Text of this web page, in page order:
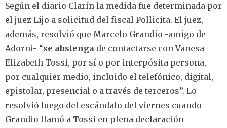
Según el diario Clarín la medida fue determinada por
el juez Lijo a solicitud del fiscal Pollicita. El juez,
además, resolvió que Marcelo Grandio -amigo de
Adorni- “se abstenga de contactarse con Vanesa
Elizabeth Tossi, por sí o por interpósita persona,
por cualquier medio, incluido el telefónico, digital,
epistolar, presencial o a través de terceros”. Lo
resolvió luego del escándalo del viernes cuando
Grandio llamó a Tossi en plena declaración